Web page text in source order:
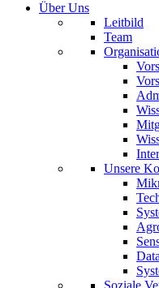
Über Uns
Leitbild
Team
Unsere
Soziale